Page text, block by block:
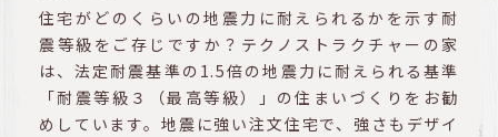
住宅がどのくらいの地震力に耐えられるかを示す耐
震等級をご存じですか？テクノストラクチャーの家
は、法定耐震基準の1.5倍の地震力に耐えられる基準
「耐震等級３（最高等級）」の住まいづくりをお勧
めしています。地震に強い注文住宅で、強さもデザイ